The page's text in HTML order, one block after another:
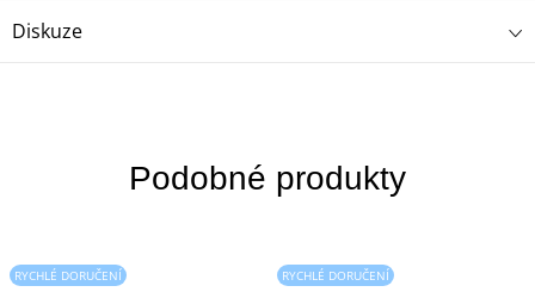
Diskuze
RYCHLÉ DORUČENÍ RYCHLÉ DORUČENÍ